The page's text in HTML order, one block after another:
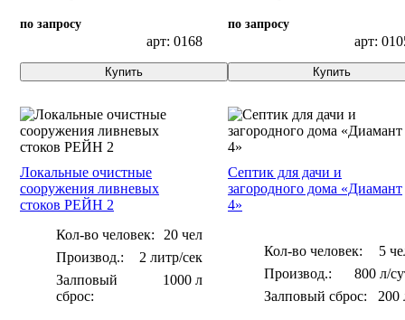
по запросу
арт: 0168
Купить
по запросу
арт:
Купить
Локальные очистные
сооружения ливневых
стоков РЕЙН 2
Кол-во человек:
20 чел
2 литр/сек
Залповый
сброс:
1000 л
Септик для дачи и
загородного дома «Диамант
4»
Кол-во человек:
5
800 л/
Залповый сброс:
200